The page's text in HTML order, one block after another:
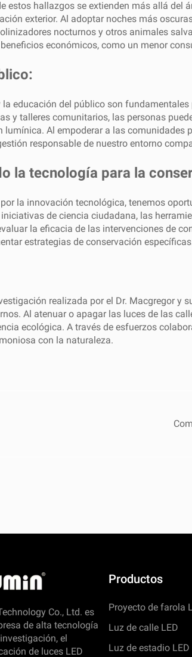
estos hallazgos se extienden más allá
exterior. Al adoptar noches más
nocturnos y otros animales
económicos, como un menor
educación del público son
y talleres comunitarios, las personas
lumínica. Al empoderar a las
responsable de nuestro entorno
la tecnología para la
la innovación tecnológica, tenemos
de ciencia ciudadana, las
la eficacia de las intervenciones de
estrategias de conservación
realizada por el Dr. Macgregor
Al atenuar o apagar las luces de las
ecológica. A través de esfuerzos
con la naturaleza.
Co., Ltd. es
de alta tecnología
el
de luces LED
Productos
Proyecto de farola
Luz de calle LED
Luz de estadio LED